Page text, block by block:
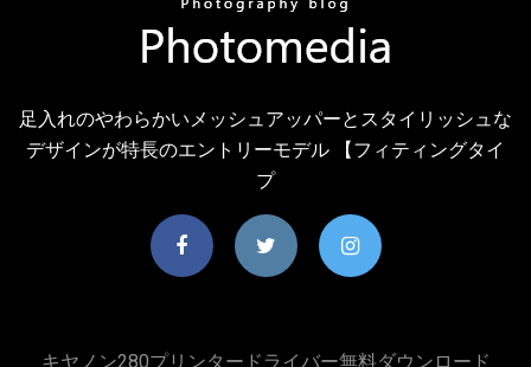
足入れのやわらかいメッシュアッパーとスタイリッシュな
デザインが特長のエントリーモデル 【フィティングタイ
プ
キヤノン280プリンタードライバー無料ダウンロード